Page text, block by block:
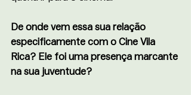
De onde vem essa sua relação
especificamente com o Cine Vila
Rica? Ele foi uma presença marcante
na sua juventude?